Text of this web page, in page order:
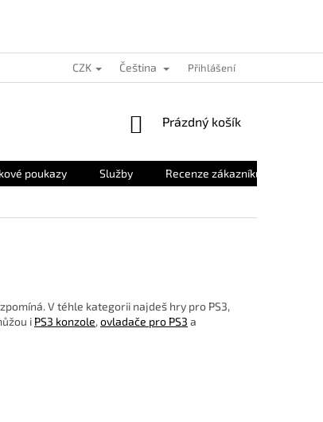
CZK Čeština Přihlášení
NÁKUPNÍ
Prázdný košík
poukazy Služby Recenze zákazníků
V téhle kategorii najdeš hry pro PS3,
i PS3 konzole,ovladače pro PS3 a